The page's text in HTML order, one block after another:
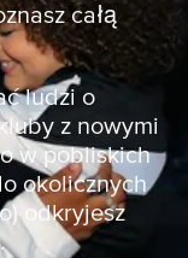
całą
ludzi o
z nowymi
w pobliskich
okolicznych
odkryjesz